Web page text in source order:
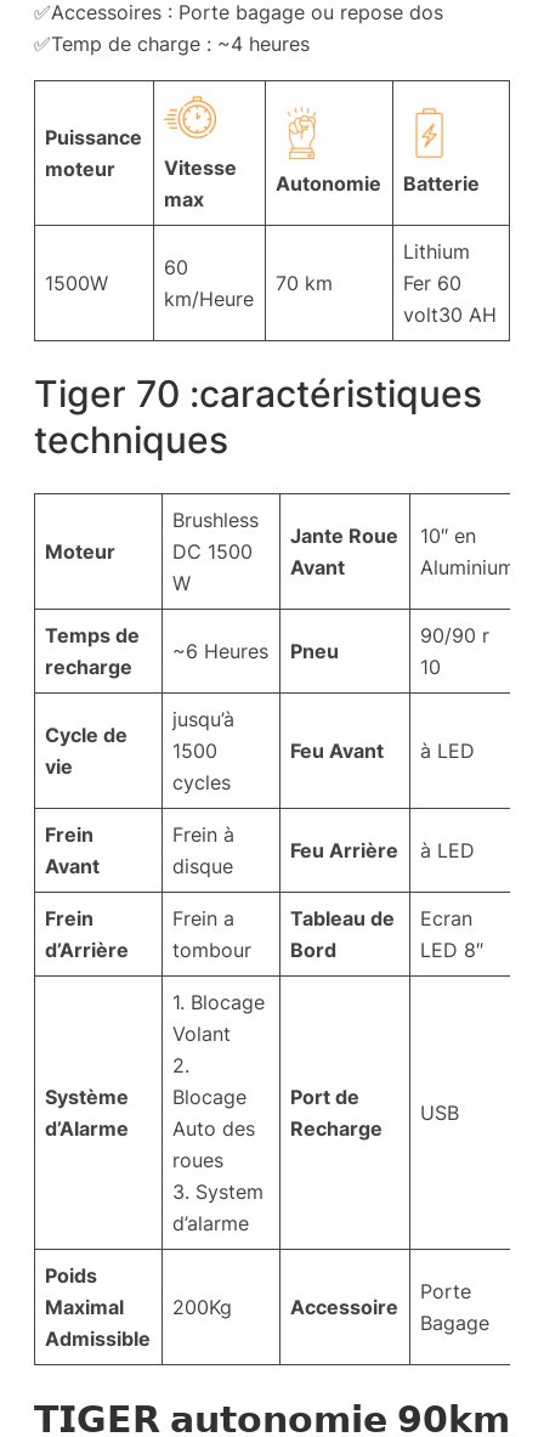
✅Accessoires : Porte bagage ou repose dos
✅Temp de charge : ~4 heures
Puissance
moteur
Vitesse
max
Autonomie Batterie
1500W
60
km/Heure
70 km
Lithium
Fer 60
volt30 AH
Tiger 70 :caractéristiques
techniques
Moteur
Brushless
DC 1500
W
Jante Roue
Avant
10″ en
Aluminium
Temps de
recharge
~6 Heures Pneu
90/90 r
10
Cycle de
vie
jusqu’à
1500
cycles
Feu Avant à LED
Frein
Avant
Frein à
disque
Feu Arrière à LED
Frein
d’Arrière
Frein a
tombour
Tableau de
Bord
Ecran
LED 8″
Système
d’Alarme
1. Blocage
Volant
2.
Blocage
Auto des
roues
3. System
d’alarme
Port de
Recharge
USB
Poids
Maximal
Admissible
200Kg Accessoire
Porte
Bagage
𝗧𝗜𝗚𝗘𝗥 𝗮𝘂𝘁𝗼𝗻𝗼𝗺𝗶𝗲 𝟵𝟬𝗸𝗺